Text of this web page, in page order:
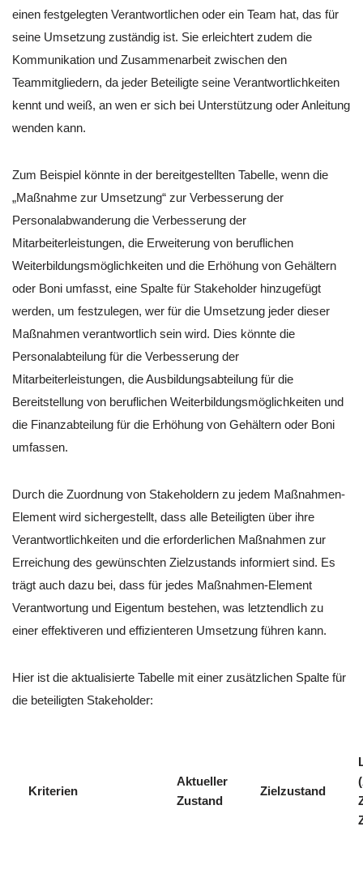
einen festgelegten Verantwortlichen oder ein Team hat, das für
seine Umsetzung zuständig ist. Sie erleichtert zudem die
Kommunikation und Zusammenarbeit zwischen den
Teammitgliedern, da jeder Beteiligte seine Verantwortlichkeiten
kennt und weiß, an wen er sich bei Unterstützung oder Anleitung
wenden kann.
Zum Beispiel könnte in der bereitgestellten Tabelle, wenn die
„Maßnahme zur Umsetzung“ zur Verbesserung der
Personalabwanderung die Verbesserung der
Mitarbeiterleistungen, die Erweiterung von beruflichen
Weiterbildungsmöglichkeiten und die Erhöhung von Gehältern
oder Boni umfasst, eine Spalte für Stakeholder hinzugefügt
werden, um festzulegen, wer für die Umsetzung jeder dieser
Maßnahmen verantwortlich sein wird. Dies könnte die
Personalabteilung für die Verbesserung der
Mitarbeiterleistungen, die Ausbildungsabteilung für die
Bereitstellung von beruflichen Weiterbildungsmöglichkeiten und
die Finanzabteilung für die Erhöhung von Gehältern oder Boni
umfassen.
Durch die Zuordnung von Stakeholdern zu jedem Maßnahmen-
Element wird sichergestellt, dass alle Beteiligten über ihre
Verantwortlichkeiten und die erforderlichen Maßnahmen zur
Erreichung des gewünschten Zielzustands informiert sind. Es
trägt auch dazu bei, dass für jedes Maßnahmen-Element
Verantwortung und Eigentum bestehen, was letztendlich zu
einer effektiveren und effizienteren Umsetzung führen kann.
Hier ist die aktualisierte Tabelle mit einer zusätzlichen Spalte für
die beteiligten Stakeholder:
Kriterien
Aktueller
Zustand
Zielzustand